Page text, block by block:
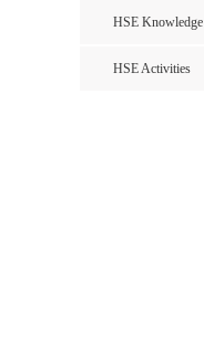
HSE Knowledge
HSE Activities